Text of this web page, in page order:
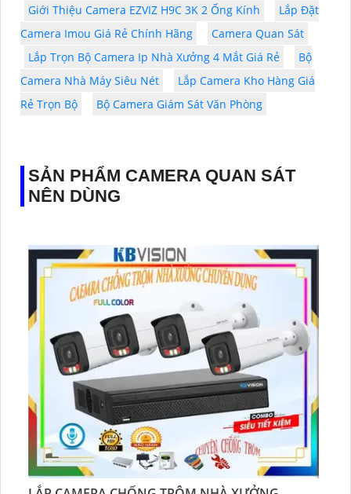
Giới Thiệu Camera EZVIZ H9C 3K 2 Ống Kính
Lắp Đặt
Camera Imou Giá Rẻ Chính Hãng
Camera Quan Sát
Lắp Trọn Bộ Camera Ip Nhà Xưởng 4 Mắt Giá Rẻ
Bộ
Camera Nhà Máy Siêu Nét
Lắp Camera Kho Hàng Giá
Rẻ Trọn Bộ
Bộ Camera Giám Sát Văn Phòng
SẢN PHẨM CAMERA QUAN SÁT
NÊN DÙNG